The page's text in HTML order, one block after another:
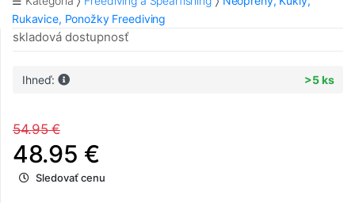
Rukavice, Ponožky Freediving
skladová dostupnosť
Ihneď: >5 ks
54.95 €
48.95 €
Sledovať cenu